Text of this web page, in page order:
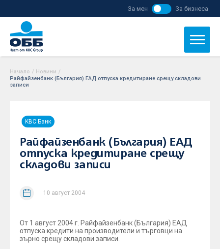
За мен За бизнеса
Начало / Новини /
Райфайзенбанк (България) ЕАД отпуска кредитиране срещу складови
записи
KBC Банк
Райфайзенбанк (България) ЕАД
отпуска кредитиране срещу
складови записи
10 август 2004
От 1 август 2004 г. Райфайзенбанк (България) ЕАД
отпуска кредити на производители и търговци на
зърно срещу складови записи.